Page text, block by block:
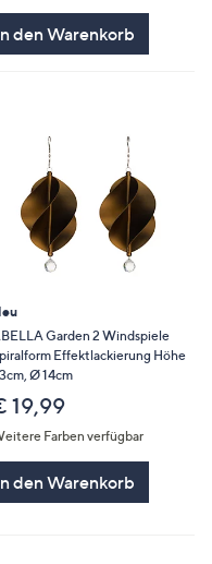
den Warenkorb
Garden 2 Windspiele
Effektlackierung Höhe
Ø 14cm
19,99
Farben verfügbar
den Warenkorb